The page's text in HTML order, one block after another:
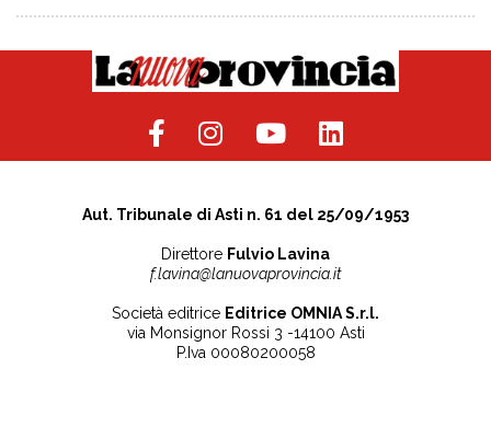
Aut. Tribunale di Asti n. 61 del 25/09/1953
Direttore Fulvio Lavina
f.lavina@lanuovaprovincia.it
Società editrice Editrice OMNIA S.r.l.
via Monsignor Rossi 3 -14100 Asti
P.Iva 00080200058